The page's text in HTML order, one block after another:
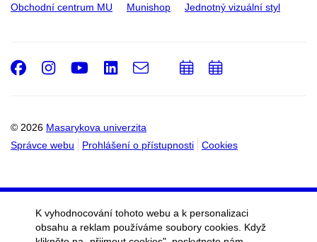
Obchodní centrum MU Munishop Jednotný vizuální styl
© 2026 Masarykova univerzita
Správce webu
Prohlášení o přístupnosti Cookies
Facebook
Instagram
Youtube
LinkedIn
e-
PřidatPřidat
K vyhodnocování tohoto webu a k personalizaci
obsahu a reklam používáme soubory cookies. Když